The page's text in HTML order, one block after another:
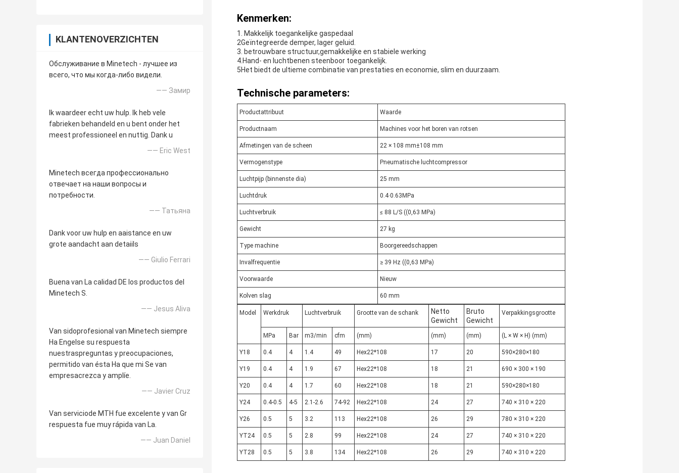
KLANTENOVERZICHTEN
Обслуживание в Minetech - лучшее из
всего, что мы когда-либо видели.
—— Замир
Ik waardeer echt uw hulp. Ik heb vele
fabrieken behandeld en u bent onder het
meest professioneel en nuttig. Dank u
—— Eric West
Minetech всегда профессионально
отвечает на наши вопросы и
потребности.
—— Татьяна
Dank voor uw hulp en aaistance en uw
grote aandacht aan detaiils
—— Giulio Ferrari
Buena van La calidad DE los productos del
Minetech S.
—— Jesus Aliva
Van sidoprofesional van Minetech siempre
Ha Engelse su respuesta
nuestraspreguntas y preocupaciones,
permitido van ésta Ha que mi Se van
empresacrezca y amplíe.
—— Javier Cruz
Van serviciode MTH fue excelente y van Gr
respuesta fue muy rápida van La.
—— Juan Daniel
Kenmerken:
1. Makkelijk toegankelijke gaspedaal
2Geïntegreerde demper, lager geluid.
3. betrouwbare structuur,gemakkelijke en stabiele werking
4.Hand- en luchtbenen steenboor toegankelijk.
5Het biedt de ultieme combinatie van prestaties en economie, slim en duurzaam.
Technische parameters:
Productattribuut Waarde
Productnaam Machines voor het boren van rotsen
Afmetingen van de scheen 22 × 108 mm±108 mm
Vermogenstype Pneumatische luchtcompressor
Luchtpijp (binnenste dia) 25 mm
Luchtdruk 0.4·0.63MPa
Luchtverbruik ≤ 88 L/S ((0,63 MPa)
Gewicht 27 kg
Type machine Boorgereedschappen
Invalfrequentie ≥ 39 Hz ((0,63 MPa)
Voorwaarde Nieuw
Kolven slag 60 mm
Model Werkdruk Luchtverbruik Grootte van de schank
Netto
Gewicht
Bruto
Gewicht
Verpakkingsgrootte
MPa Bar m3/min cfm (mm) (mm) (mm) (L × W × H) (mm)
Y18 0.4 4 1.4 49 Hex22*108 17 20 590×280×180
Y19 0.4 4 1.9 67 Hex22*108 18 21 690 × 300 × 190
Y20 0.4 4 1.7 60 Hex22*108 18 21 590×280×180
Y24 0.4-0.5 4-5 2.1-2.6 74-92 Hex22*108 24 27 740 × 310 × 220
Y26 0.5 5 3.2 113 Hex22*108 26 29 780 × 310 × 220
YT24 0.5 5 2.8 99 Hex22*108 24 27 740 × 310 × 220
YT28 0.5 5 3.8 134 Hex22*108 26 29 740 × 310 × 220